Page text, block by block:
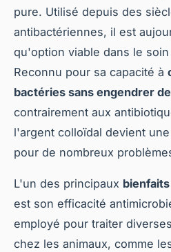
pure. Utilisé depuis des
antibactériennes, il est
qu'option viable dans le
Reconnu pour sa capacité à
bactéries sans engendrer
contrairement aux
l'argent colloïdal devient
pour de nombreux
L'un des principaux
est son efficacité
employé pour traiter
chez les animaux, comme